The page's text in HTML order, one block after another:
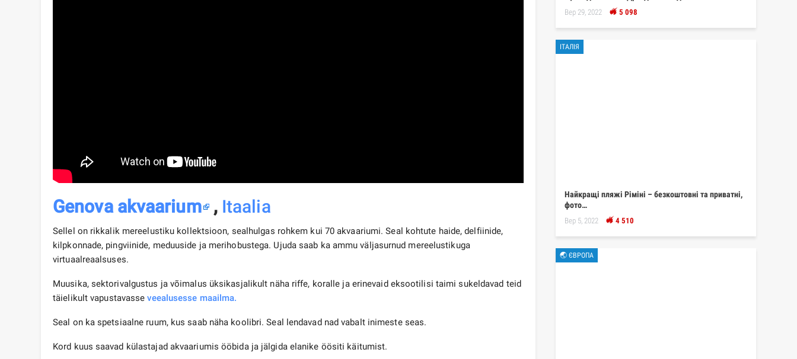
Genova akvaarium , Itaalia
Sellel on rikkalik mereelustiku kollektsioon, sealhulgas rohkem kui 70 akvaariumi. Seal kohtute haide, delfiinide,
kilpkonnade, pingviinide, meduuside ja merihobustega. Ujuda saab ka ammu väljasurnud mereelustikuga
virtuaalreaalsuses.
Muusika, sektorivalgustus ja võimalus üksikasjalikult näha riffe, koralle ja erinevaid eksootilisi taimi sukeldavad teid
täielikult vapustavasseveealusesse maailma.
Seal on ka spetsiaalne ruum, kus saab näha koolibri. Seal lendavad nad vabalt inimeste seas.
Kord kuus saavad külastajad akvaariumis ööbida ja jälgida elanike öösiti käitumist.
Вер 29, 2022 5 098
ІТАЛІЯ
Найкращі пляжі Ріміні – безкоштовні та приватні,
фото…
Вер 5, 2022 4 510
🌏 ЄВРОПА